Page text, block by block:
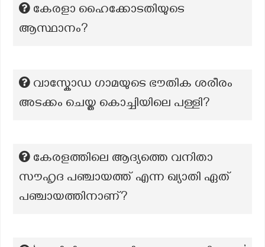
കേരളാ ഹൈക്കോടതിയുടെ
ആസ്ഥാനം?
വാസ്കോഡ ഗാമയുടെ ഭൗതിക ശരീരം
അടക്കം ചെയ്ത കൊച്ചിയിലെ പള്ളി?
കേരളത്തിലെ ആദ്യത്തെ വനിതാ
സൗഹൃദ പഞ്ചായത്ത് എന്ന ഖ്യാതി ഏത്
പഞ്ചായത്തിനാണ്?